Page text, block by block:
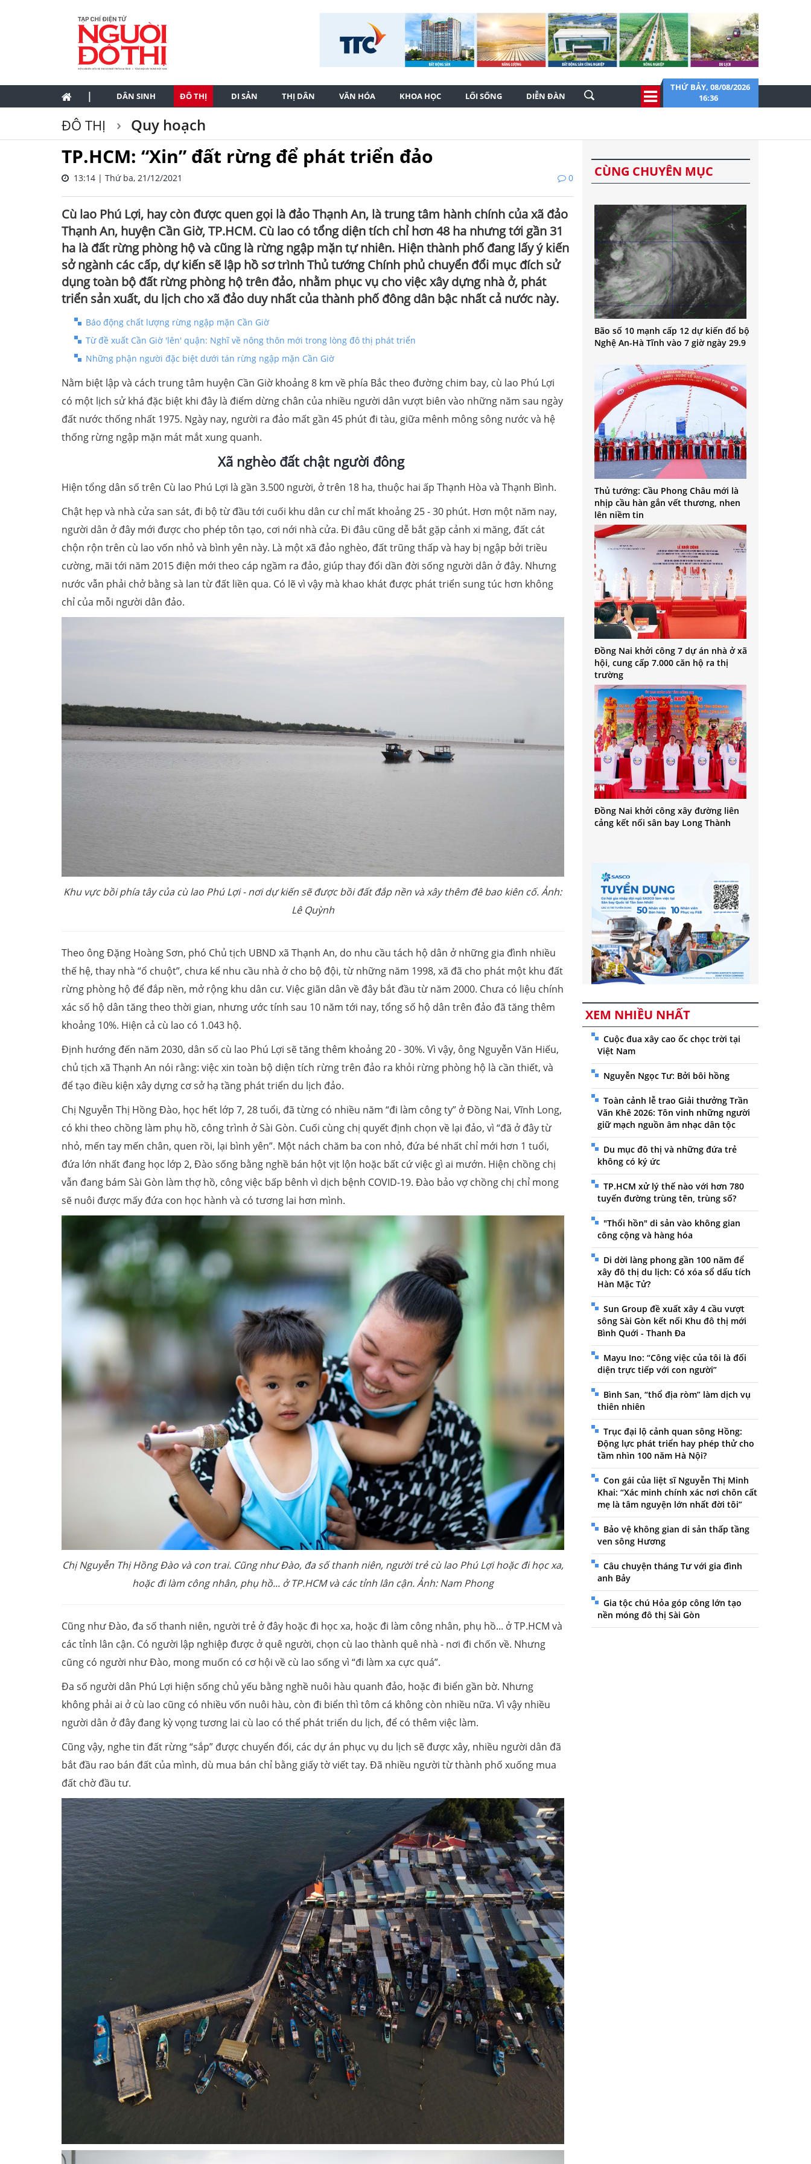
| DÂN SINH ĐÔ THỊ DI SẢN THỊ DÂN VĂN HÓA KHOA HỌC LỐI SỐNG DIỄN ĐÀN
THỨ BẢY, 08/08/2026
16:36
ĐÔ THỊ Quy hoạch
TP.HCM: “Xin” đất rừng để phát triển đảo
13:14 | Thứ ba, 21/12/2021 0
Cù lao Phú Lợi, hay còn được quen gọi là đảo Thạnh An, là trung tâm hành chính của xã đảo
Thạnh An, huyện Cần Giờ, TP.HCM. Cù lao có tổng diện tích chỉ hơn 48 ha nhưng tới gần 31
ha là đất rừng phòng hộ và cũng là rừng ngập mặn tự nhiên. Hiện thành phố đang lấy ý kiến
sở ngành các cấp, dự kiến sẽ lập hồ sơ trình Thủ tướng Chính phủ chuyển đổi mục đích sử
dụng toàn bộ đất rừng phòng hộ trên đảo, nhằm phục vụ cho việc xây dựng nhà ở, phát
triển sản xuất, du lịch cho xã đảo duy nhất của thành phố đông dân bậc nhất cả nước này.
Báo động chất lượng rừng ngập mặn Cần Giờ
Từ đề xuất Cần Giờ 'lên' quận: Nghĩ về nông thôn mới trong lòng đô thị phát triển
Những phận người đặc biệt dưới tán rừng ngập mặn Cần Giờ
Nằm biệt lập và cách trung tâm huyện Cần Giờ khoảng 8 km về phía Bắc theo đường chim bay, cù lao Phú Lợi
có một lịch sử khá đặc biệt khi đây là điểm dừng chân của nhiều người dân vượt biên vào những năm sau ngày
đất nước thống nhất 1975. Ngày nay, người ra đảo mất gần 45 phút đi tàu, giữa mênh mông sông nước và hệ
thống rừng ngập mặn mát mắt xung quanh.
Xã nghèo đất chật người đông
Hiện tổng dân số trên Cù lao Phú Lợi là gần 3.500 người, ở trên 18 ha, thuộc hai ấp Thạnh Hòa và Thạnh Bình.
Chật hẹp và nhà cửa san sát, đi bộ từ đầu tới cuối khu dân cư chỉ mất khoảng 25 - 30 phút. Hơn một năm nay,
người dân ở đây mới được cho phép tôn tạo, cơi nới nhà cửa. Đi đâu cũng dễ bắt gặp cảnh xi măng, đất cát
chộn rộn trên cù lao vốn nhỏ và bình yên này. Là một xã đảo nghèo, đất trũng thấp và hay bị ngập bởi triều
cường, mãi tới năm 2015 điện mới theo cáp ngầm ra đảo, giúp thay đổi dần đời sống người dân ở đây. Nhưng
nước vẫn phải chở bằng sà lan từ đất liền qua. Có lẽ vì vậy mà khao khát được phát triển sung túc hơn không
chỉ của mỗi người dân đảo.
Khu vực bồi phía tây của cù lao Phú Lợi - nơi dự kiến sẽ được bồi đất đắp nền và xây thêm đê bao kiên cố. Ảnh:
Lê Quỳnh
Theo ông Đặng Hoàng Sơn, phó Chủ tịch UBND xã Thạnh An, do nhu cầu tách hộ dân ở những gia đình nhiều
thế hệ, thay nhà “ổ chuột”, chưa kể nhu cầu nhà ở cho bộ đội, từ những năm 1998, xã đã cho phát một khu đất
rừng phòng hộ để đắp nền, mở rộng khu dân cư. Việc giãn dân về đây bắt đầu từ năm 2000. Chưa có liệu chính
xác số hộ dân tăng theo thời gian, nhưng ước tính sau 10 năm tới nay, tổng số hộ dân trên đảo đã tăng thêm
khoảng 10%. Hiện cả cù lao có 1.043 hộ.
Định hướng đến năm 2030, dân số cù lao Phú Lợi sẽ tăng thêm khoảng 20 - 30%. Vì vậy, ông Nguyễn Văn Hiếu,
chủ tịch xã Thạnh An nói rằng: việc xin toàn bộ diện tích rừng trên đảo ra khỏi rừng phòng hộ là cần thiết, và
để tạo điều kiện xây dựng cơ sở hạ tầng phát triển du lịch đảo.
Chị Nguyễn Thị Hồng Đào, học hết lớp 7, 28 tuổi, đã từng có nhiều năm “đi làm công ty” ở Đồng Nai, Vĩnh Long,
có khi theo chồng làm phụ hồ, công trình ở Sài Gòn. Cuối cùng chị quyết định chọn về lại đảo, vì “đã ở đây từ
nhỏ, mến tay mến chân, quen rồi, lại bình yên”. Một nách chăm ba con nhỏ, đứa bé nhất chỉ mới hơn 1 tuổi,
đứa lớn nhất đang học lớp 2, Đào sống bằng nghề bán hột vịt lộn hoặc bất cứ việc gì ai mướn. Hiện chồng chị
vẫn đang bám Sài Gòn làm thợ hồ, công việc bấp bênh vì dịch bệnh COVID-19. Đào bảo vợ chồng chị chỉ mong
sẽ nuôi được mấy đứa con học hành và có tương lai hơn mình.
Chị Nguyễn Thị Hồng Đào và con trai. Cũng như Đào, đa số thanh niên, người trẻ cù lao Phú Lợi hoặc đi học xa,
hoặc đi làm công nhân, phụ hồ... ở TP.HCM và các tỉnh lân cận. Ảnh: Nam Phong
Cũng như Đào, đa số thanh niên, người trẻ ở đây hoặc đi học xa, hoặc đi làm công nhân, phụ hồ... ở TP.HCM và
các tỉnh lân cận. Có người lập nghiệp được ở quê người, chọn cù lao thành quê nhà - nơi đi chốn về. Nhưng
cũng có người như Đào, mong muốn có cơ hội về cù lao sống vì “đi làm xa cực quá”.
Đa số người dân Phú Lợi hiện sống chủ yếu bằng nghề nuôi hàu quanh đảo, hoặc đi biển gần bờ. Nhưng
không phải ai ở cù lao cũng có nhiều vốn nuôi hàu, còn đi biển thì tôm cá không còn nhiều nữa. Vì vậy nhiều
người dân ở đây đang kỳ vọng tương lai cù lao có thể phát triển du lịch, để có thêm việc làm.
Cũng vậy, nghe tin đất rừng “sắp” được chuyển đổi, các dự án phục vụ du lịch sẽ được xây, nhiều người dân đã
bắt đầu rao bán đất của mình, dù mua bán chỉ bằng giấy tờ viết tay. Đã nhiều người từ thành phố xuống mua
đất chờ đầu tư.
CÙNG CHUYÊN MỤC
Bão số 10 mạnh cấp 12 dự kiến đổ bộ
Nghệ An-Hà Tĩnh vào 7 giờ ngày 29.9
Thủ tướng: Cầu Phong Châu mới là
nhịp cầu hàn gắn vết thương, nhen
lên niềm tin
Đồng Nai khởi công 7 dự án nhà ở xã
hội, cung cấp 7.000 căn hộ ra thị
trường
Đồng Nai khởi công xây đường liên
cảng kết nối sân bay Long Thành
XEM NHIỀU NHẤT
Cuộc đua xây cao ốc chọc trời tại
Việt Nam
Nguyễn Ngọc Tư: Bởi bôi hồng
Toàn cảnh lễ trao Giải thưởng Trần
Văn Khê 2026: Tôn vinh những người
giữ mạch nguồn âm nhạc dân tộc
Du mục đô thị và những đứa trẻ
không có ký ức
TP.HCM xử lý thế nào với hơn 780
tuyến đường trùng tên, trùng số?
"Thổi hồn" di sản vào không gian
công cộng và hàng hóa
Di dời làng phong gần 100 năm để
xây đô thị du lịch: Có xóa sổ dấu tích
Hàn Mặc Tử?
Sun Group đề xuất xây 4 cầu vượt
sông Sài Gòn kết nối Khu đô thị mới
Bình Quới - Thanh Đa
Mayu Ino: “Công việc của tôi là đối
diện trực tiếp với con người”
Bình San, “thổ địa ròm” làm dịch vụ
thiên nhiên
Trục đại lộ cảnh quan sông Hồng:
Động lực phát triển hay phép thử cho
tầm nhìn 100 năm Hà Nội?
Con gái của liệt sĩ Nguyễn Thị Minh
Khai: “Xác minh chính xác nơi chôn cất
mẹ là tâm nguyện lớn nhất đời tôi”
Bảo vệ không gian di sản thấp tầng
ven sông Hương
Câu chuyện tháng Tư với gia đình
anh Bảy
Gia tộc chú Hỏa góp công lớn tạo
nền móng đô thị Sài Gòn